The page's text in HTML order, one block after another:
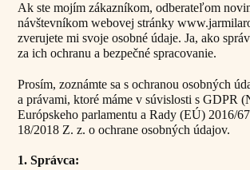
Ak ste mojím zákazníkom, odberateľom
návštevníkom webovej stránky
zverujete mi svoje osobné údaje. Ja, ako
za ich ochranu a bezpečné spracovanie.
Prosím, zoznámte sa s ochranou osobných
a právami, ktoré máme v súvislosti s GDPR
Európskeho parlamentu a Rady (EÚ) 2016/
18/2018 Z. z. o ochrane osobných údajov.
1. Správca: